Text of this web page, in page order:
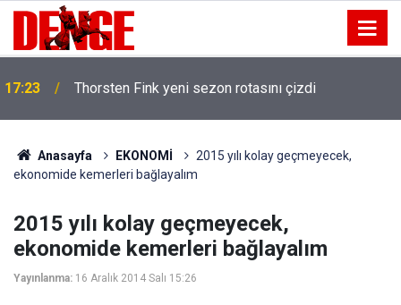
17:23 Thorsten Fink yeni sezon rotasını çizdi
Anasayfa EKONOMİ
2015 yılı kolay geçmeyecek,
ekonomide kemerleri bağlayalım
2015 yılı kolay geçmeyecek,
ekonomide kemerleri bağlayalım
Yayınlanma: 16 Aralık 2014 Salı 15:26